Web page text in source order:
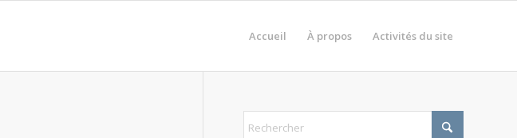
Accueil À propos Activités du site